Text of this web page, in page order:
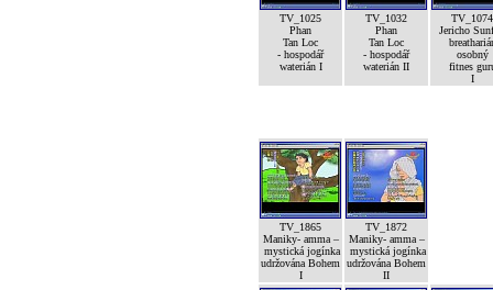
TV_1025
Phan
Tan Loc
- hospodář
waterián I
TV_1032
Phan
Tan Loc
- hospodář
waterián II
TV_1074
Jericho
osobný
fitnes
I
TV_1865
Maniky- amma –
mystická jogínka
udržována Bohem
I
TV_1872
Maniky- amma –
mystická jogínka
udržována Bohem
II